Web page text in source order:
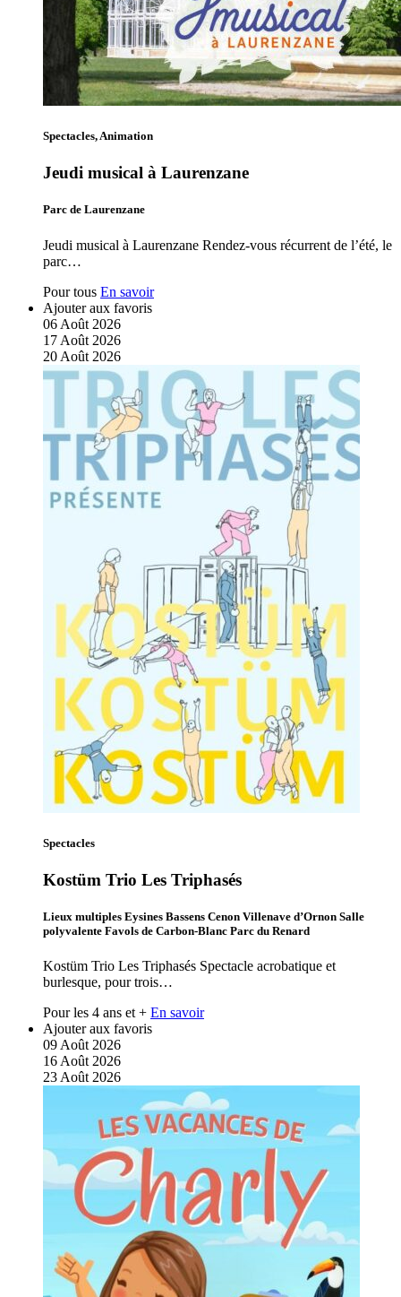
Spectacles, Animation
Jeudi musical à Laurenzane
Parc de Laurenzane
Jeudi musical à Laurenzane Rendez-vous récurrent de l’été, le
parc…
Pour tous En savoir
Ajouter aux favoris
06 Août 2026
17 Août 2026
20 Août 2026
Spectacles
Kostüm Trio Les Triphasés
Lieux multiples Eysines Bassens Cenon Villenave d’Ornon Salle
polyvalente Favols de Carbon-Blanc Parc du Renard
Kostüm Trio Les Triphasés Spectacle acrobatique et
burlesque, pour trois…
Pour les 4 ans et + En savoir
Ajouter aux favoris
09 Août 2026
16 Août 2026
23 Août 2026